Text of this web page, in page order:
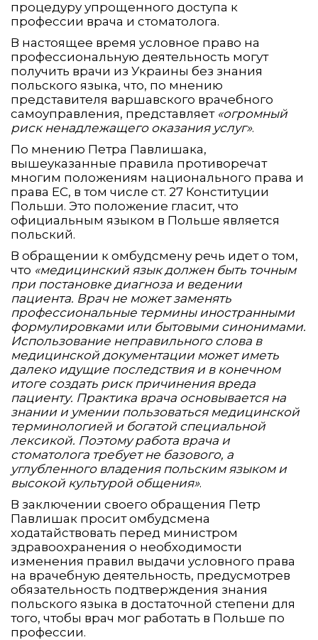
процедуру упрощенного доступа к
профессии врача и стоматолога.
В настоящее время условное право на
профессиональную деятельность могут
получить врачи из Украины без знания
польского языка, что, по мнению
представителя варшавского врачебного
самоуправления, представляет «огромный
риск ненадлежащего оказания услуг».
По мнению Петра Павлишака,
вышеуказанные правила противоречат
многим положениям национального права и
права ЕС, в том числе ст. 27 Конституции
Польши. Это положение гласит, что
официальным языком в Польше является
польский.
В обращении к омбудсмену речь идет о том,
что «медицинский язык должен быть точным
при постановке диагноза и ведении
пациента. Врач не может заменять
профессиональные термины иностранными
формулировками или бытовыми синонимами.
Использование неправильного слова в
медицинской документации может иметь
далеко идущие последствия и в конечном
итоге создать риск причинения вреда
пациенту. Практика врача основывается на
знании и умении пользоваться медицинской
терминологией и богатой специальной
лексикой. Поэтому работа врача и
стоматолога требует не базового, а
углубленного владения польским языком и
высокой культурой общения».
В заключении своего обращения Петр
Павлишак просит омбудсмена
ходатайствовать перед министром
здравоохранения о необходимости
изменения правил выдачи условного права
на врачебную деятельность, предусмотрев
обязательность подтверждения знания
польского языка в достаточной степени для
того, чтобы врач мог работать в Польше по
профессии.